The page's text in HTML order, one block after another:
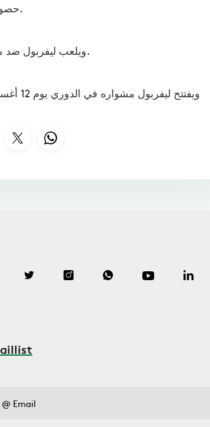
حصولهم على العطلة الإجبارية عقب نهاية كأس العالم.
ويلعب ليفربول ضد مانشستر يونايتد، وسيتي ضد بايرن ميونيخ، السبت.